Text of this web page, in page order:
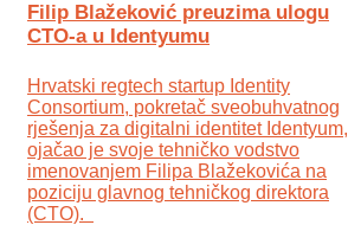
Filip Blažeković preuzima ulogu
CTO-a u Identyumu
Hrvatski regtech startup Identity
Consortium, pokretač sveobuhvatnog
rješenja za digitalni identitet Identyum,
ojаčao je svoje tehničko vodstvo
imenovanjem Filipa Blažekovića na
poziciju glavnog tehničkog direktora
(CTO).